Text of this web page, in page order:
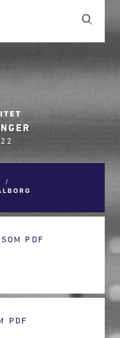
/
PDF
PDF